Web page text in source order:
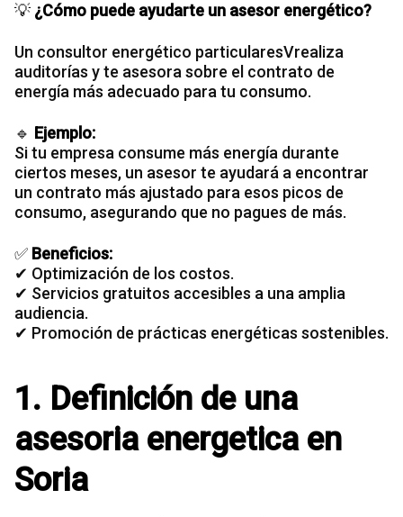
💡 ¿Cómo puede ayudarte un asesor energético?
Un consultor energético particularesVrealiza
auditorías y te asesora sobre el contrato de
energía más adecuado para tu consumo.
🔹 Ejemplo:
Si tu empresa consume más energía durante
ciertos meses, un asesor te ayudará a encontrar
un contrato más ajustado para esos picos de
consumo, asegurando que no pagues de más.
✅ Beneficios:
✔ Optimización de los costos.
✔ Servicios gratuitos accesibles a una amplia
audiencia.
✔ Promoción de prácticas energéticas sostenibles.
1. Definición de una
asesoria energetica en
Soria